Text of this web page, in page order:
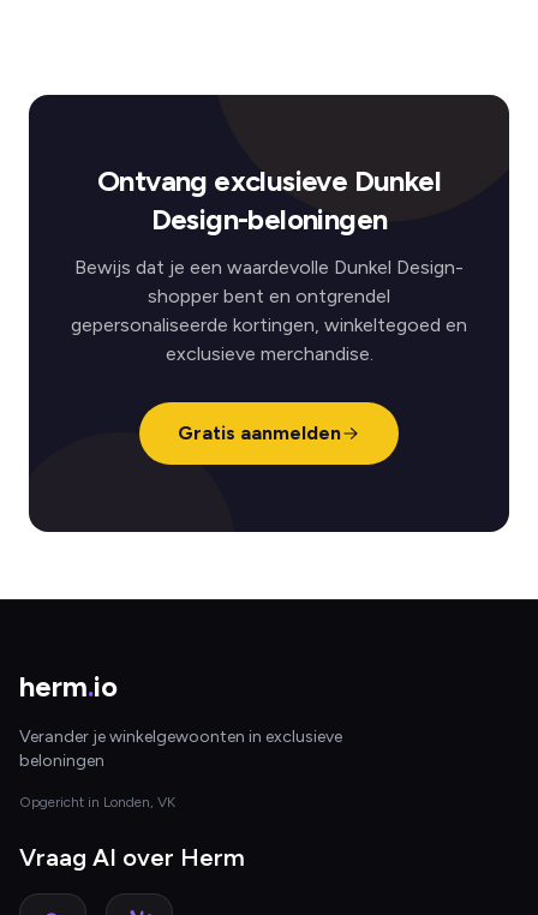
Ontvang exclusieve Dunkel
Design-beloningen
Bewijs dat je een waardevolle Dunkel Design-
shopper bent en ontgrendel
gepersonaliseerde kortingen, winkeltegoed en
exclusieve merchandise.
Gratis aanmelden
herm.io
Verander je winkelgewoonten in exclusieve
beloningen
Opgericht in Londen, VK
Vraag AI over Herm